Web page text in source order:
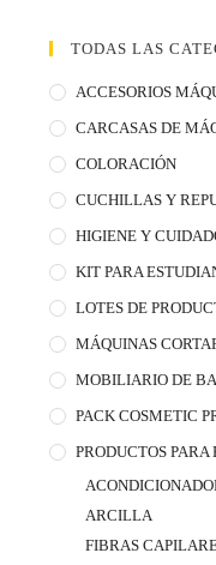
TODAS LAS
ACCESORIOS
CARCASAS DE
COLORACIÓN
CUCHILLAS Y
HIGIENE Y
KIT PARA
LOTES DE
MÁQUINAS
MOBILIARIO DE
PACK COSMETIC
PRODUCTOS
ARCILLA
FIBRAS